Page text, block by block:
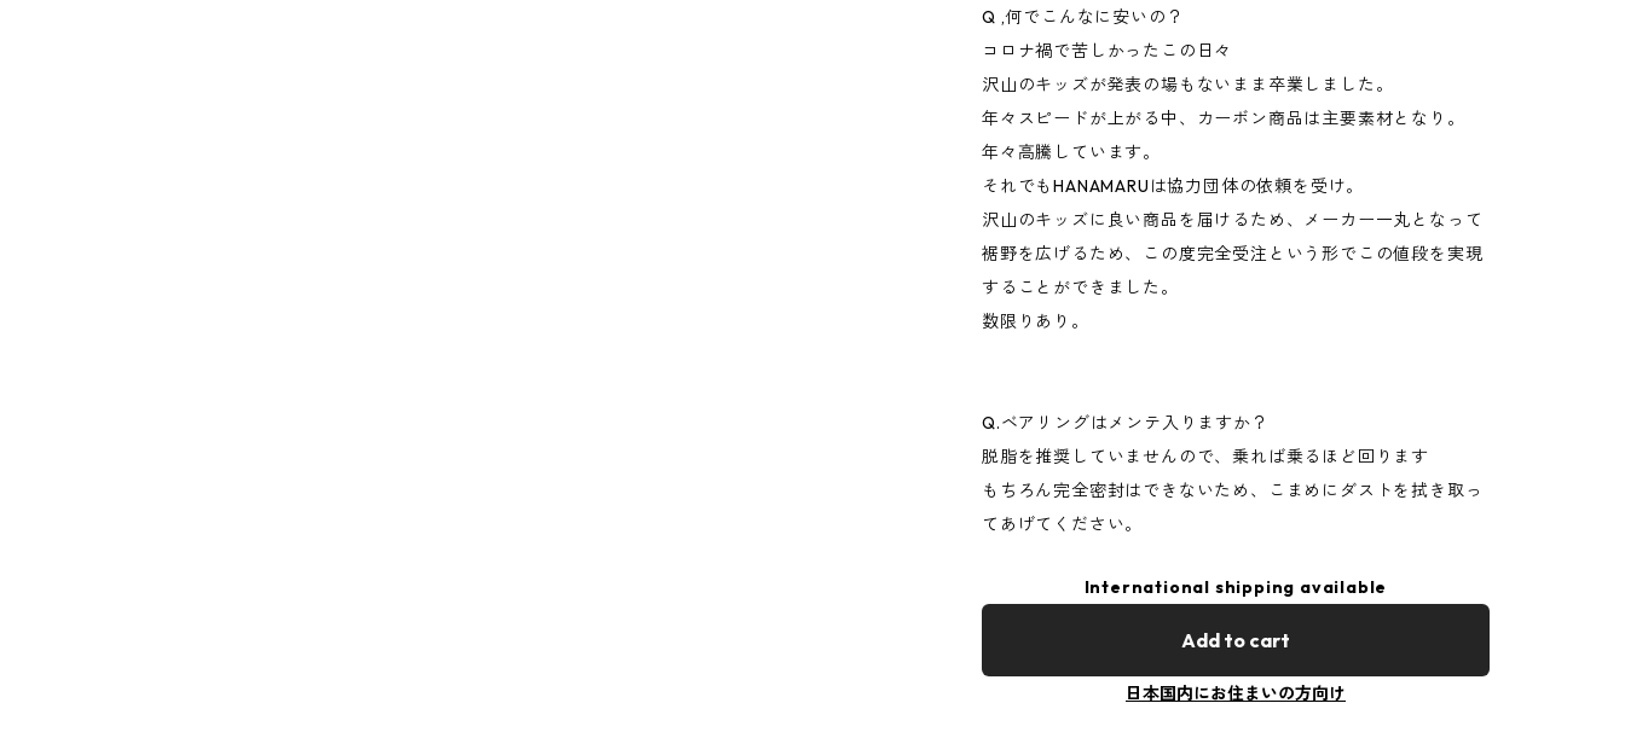
Q ,何でこんなに安いの？
コロナ禍で苦しかったこの日々
沢山のキッズが発表の場もないまま卒業しました。
年々スピードが上がる中、カーボン商品は主要素材となり。
年々高騰しています。
それでもHANAMARUは協力団体の依頼を受け。
沢山のキッズに良い商品を届けるため、メーカー一丸となって
裾野を広げるため、この度完全受注という形でこの値段を実現
することができました。
数限りあり。
Q.ベアリングはメンテ入りますか？
脱脂を推奨していませんので、乗れば乗るほど回ります
もちろん完全密封はできないため、こまめにダストを拭き取っ
てあげてください。
International shipping available
Add to cart
日本国内にお住まいの方向け